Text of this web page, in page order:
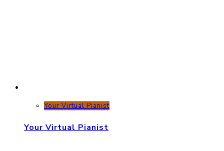
Your Virtual Pianist
Your Virtual Pianist